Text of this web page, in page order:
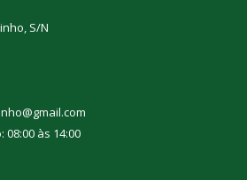
S/N
às 14:00